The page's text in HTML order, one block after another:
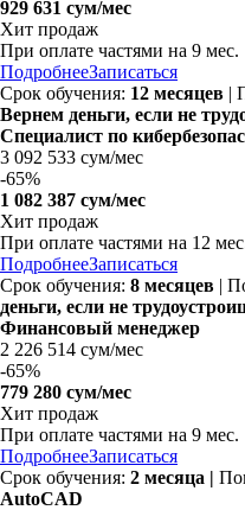
929 631 сум/мес
Хит продаж
При оплате частями на 9 мес.
ПодробнееЗаписаться
Срок обучения: 12 месяцев |
Вернем деньги, если не
Специалист по
3 092 533 сум/мес
-65%
1 082 387 сум/мес
Хит продаж
При оплате частями на 12
ПодробнееЗаписаться
Срок обучения: 8 месяцев |
деньги, если не
Финансовый менеджер
2 226 514 сум/мес
-65%
779 280 сум/мес
Хит продаж
При оплате частями на 9 мес.
ПодробнееЗаписаться
Срок обучения: 2 месяца |
AutoCAD